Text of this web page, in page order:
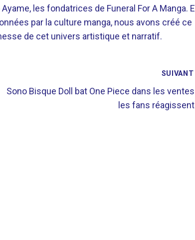
les fondatrices de Funeral For A Manga.
par la culture manga, nous avons créé ce
de cet univers artistique et narratif.
SUIVANT
Sono Bisque Doll bat One Piece dans les
les fans réagissent